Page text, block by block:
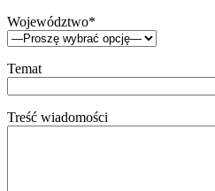
Województwo*
Temat
Treść wiadomości